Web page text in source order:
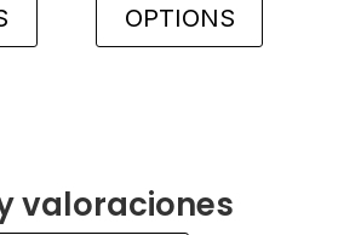
OPTIONS
variants.
The
valoraciones